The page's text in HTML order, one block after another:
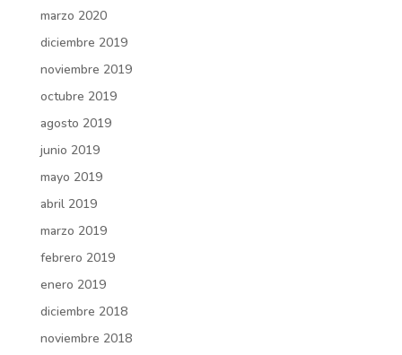
marzo 2020
diciembre 2019
noviembre 2019
octubre 2019
agosto 2019
junio 2019
mayo 2019
abril 2019
marzo 2019
febrero 2019
enero 2019
diciembre 2018
noviembre 2018